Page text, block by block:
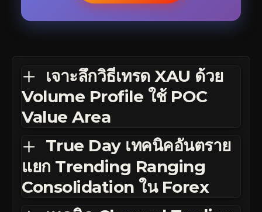
เจาะลึกวิธีเทรด XAU ด้วย
Volume Profile ใช้ POC
Value Area
True Day เทคนิคอันตราย
แยก Trending Ranging
Consolidation ใน Forex